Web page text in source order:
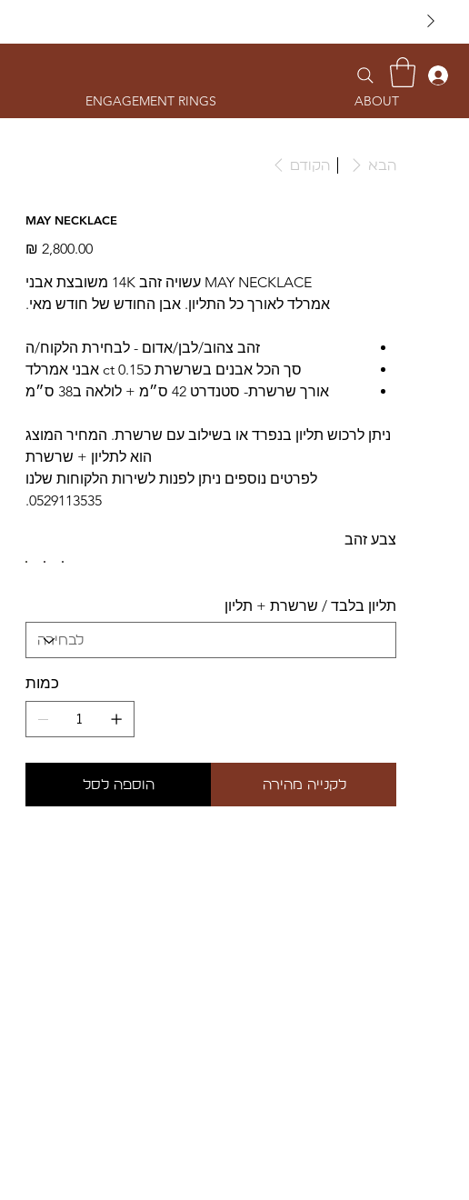
ENGAGEMENT RINGS ABOUT
הקודם הבא
MAY NECKLACE
מחיר
‏2,800.00 ‏₪
MAY NECKLACE עשויה זהב 14K משובצת אבני
אמרלד לאורך כל התליון. אבן החודש של חודש מאי.
זהב צהוב/לבן/אדום - לבחירת הלקוח/ה
סך הכל אבנים בשרשרת כ0.15 ct אבני אמרלד
אורך שרשרת- סטנדרט 42 ס״מ + לולאה ב38 ס״מ
ניתן לרכוש תליון בנפרד או בשילוב עם שרשרת. המחיר המוצג
הוא לתליון + שרשרת
לפרטים נוספים ניתן לפנות לשירות הלקוחות שלנו
0529113535.
צבע זהב
תליון בלבד / שרשרת + תליון
כמות
הוספה לסל לקנייה מהירה